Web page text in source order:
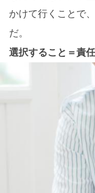
かけて行くことで
だ。
選択すること＝責